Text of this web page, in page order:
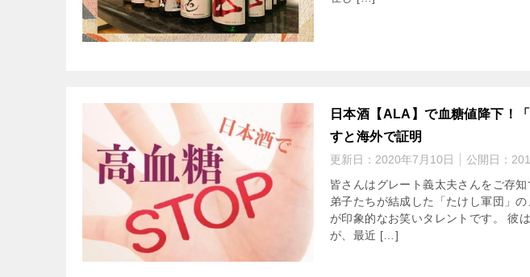
日本酒【ALA】で血糖値降下！
すと海外で証明
更新日： 2020年7月10日 公開日：
皆さんはグレート義太夫さんをご存
弟子たちが結成した「たけし軍団」
が印象的なお笑いタレントです。 彼
が、最近 […]